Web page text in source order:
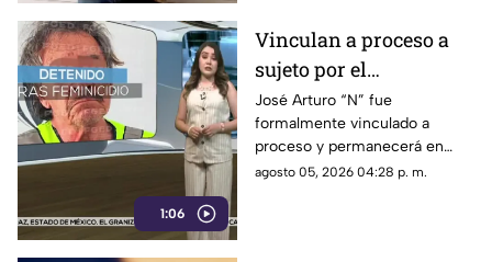
1:06
Vinculan a proceso a
sujeto por el
feminicidio de su
esposa en Durango
José Arturo “N” fue
formalmente vinculado a
proceso y permanecerá en
prisión preventiva en el
agosto 05, 2026 04:28 p. m.